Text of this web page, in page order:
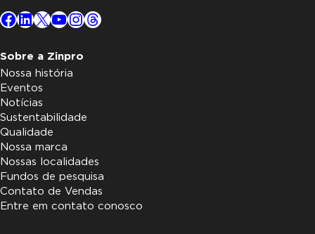
Facebook
LinkedIn
X YouTube
Instagram
Threads
Sobre a Zinpro
Nossa história
Eventos
Notícias
Sustentabilidade
Qualidade
Nossa marca
Nossas localidades
Fundos de pesquisa
Contato de Vendas
Entre em contato conosco